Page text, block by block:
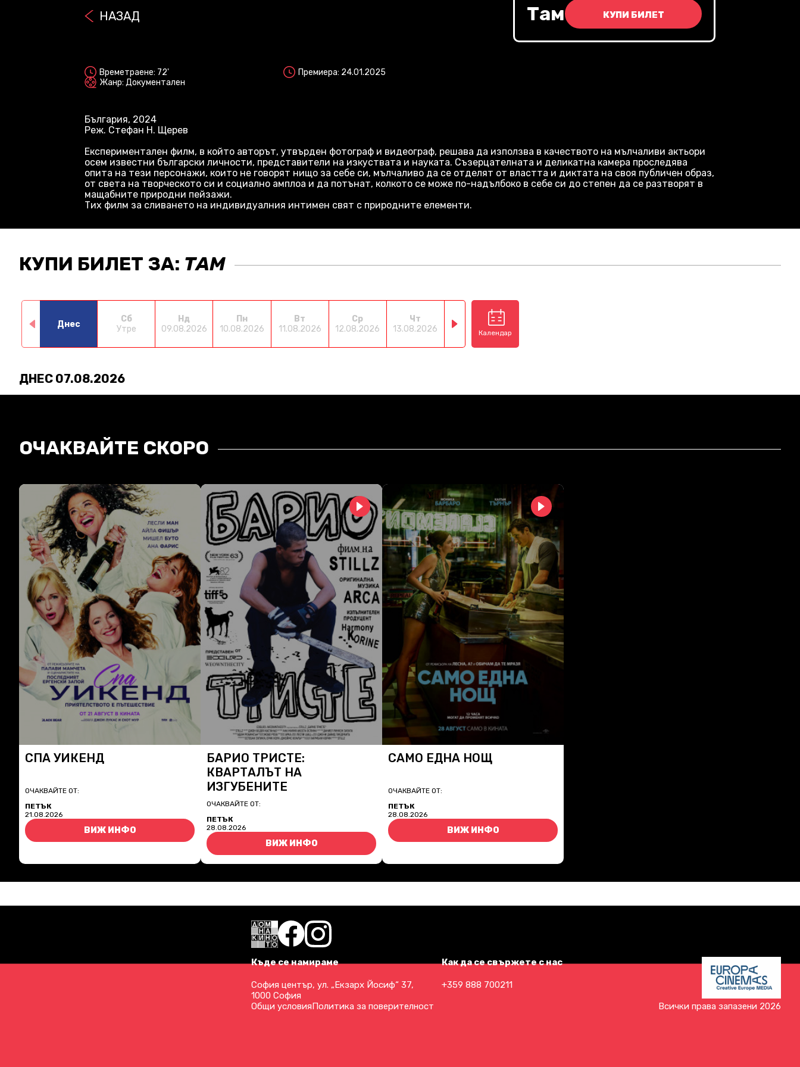
НАЗАД Там КУПИ БИЛЕТ
Времетраене: 72'
Премиера: 24.01.2025
Жанр: Документален
България, 2024
Реж. Стефан Н. Щерев
Експериментален филм, в който авторът, утвърден фотограф и видеограф, решава да използва в качеството на мълчаливи актьори
осем известни български личности, представители на изкуствата и науката. Съзерцателната и деликатна камера проследява
опита на тези персонажи, които не говорят нищо за себе си, мълчаливо да се отделят от властта и диктата на своя публичен образ,
от света на творческото си и социално амплоа и да потънат, колкото се може по-надълбоко в себе си до степен да се разтворят в
мащабните природни пейзажи.
Тих филм за сливането на индивидуалния интимен свят с природните елементи.
КУПИ БИЛЕТ ЗА: ТАМ
Днес
Сб
Утре
Нд
09.08.2026
Пн
10.08.2026
Вт
11.08.2026
Ср
12.08.2026
Чт
13.08.2026
14.08.2026Календар
ДНЕС 07.08.2026
ОЧАКВАЙТЕ СКОРО
СПА УИКЕНД
ОЧАКВАЙТЕ ОТ:
ПЕТЪК
21.08.2026
ВИЖ ИНФО
БАРИО ТРИСТЕ:
КВАРТАЛЪТ НА
ИЗГУБЕНИТЕ
ОЧАКВАЙТЕ ОТ:
ПЕТЪК
28.08.2026
ВИЖ ИНФО
САМО ЕДНА НОЩ
ОЧАКВАЙТЕ ОТ:
ПЕТЪК
28.08.2026
ВИЖ ИНФО
Къде се намираме
София център, ул. „Екзарх Йосиф“ 37,
1000 София
Как да се свържете с нас
+359 888 700211
Общи условияПолитика за поверителност Всички права запазени 2026